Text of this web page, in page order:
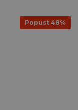
Popust 48%